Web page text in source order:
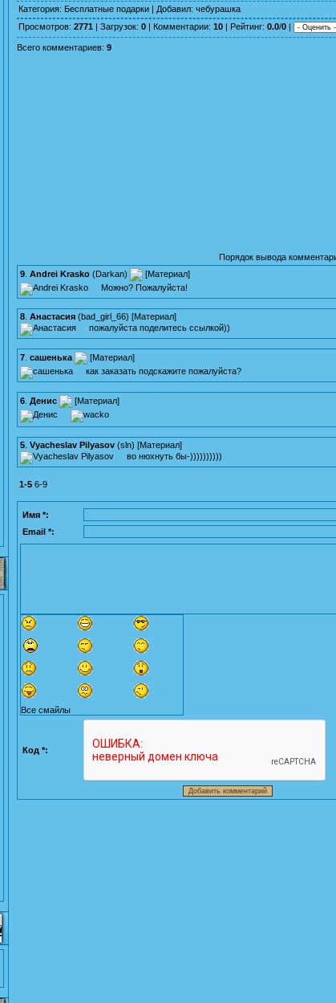
Категория: Бесплатные подарки | Добавил: чебурашка
Просмотров: 2771 | Загрузок: 0 | Комментарии: 10 | Рейтинг: 0.0/0 |
Всего комментариев: 9
Порядок вывода
9 Andrei Krasko (Darkan) [Материал]
Можно? Пожалуйста!
8 Анастасия (bad_girl_66) [Материал]
пожалуйста поделитесь ссылкой))
7 сашенька [Материал]
как заказать подскажите пожалуйста?
6 Денис [Материал]
5 Vyacheslav Pilyasov (sln) [Материал]
во нюхнуть бы-))))))))))
1-5 6-9
Имя *:
Email *:
Все смайлы
Код *: